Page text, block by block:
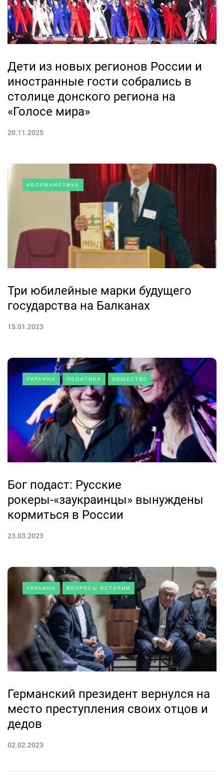
Дети из новых регионов России и
иностранные гости собрались в
столице донского региона на
«Голосе мира»
20.11.2025
КОЛУМНИСТИКА
Три юбилейные марки будущего
государства на Балканах
15.01.2023
УКРАИНА ПОЛИТИКА ОБЩЕСТВО
Бог подаст: Русские
рокеры-«заукраинцы» вынуждены
кормиться в России
23.03.2023
УКРАИНА ВОПРОСЫ ИСТОРИИ
Германский президент вернулся на
место преступления своих отцов и
дедов
02.02.2023